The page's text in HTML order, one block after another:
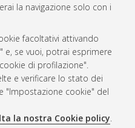
la navigazione solo con i
facoltativi attivando
e, se vuoi, potrai esprimere
di profilazione".
e verificare lo stato dei
"Impostazione cookie" del
la nostra Cookie policy.